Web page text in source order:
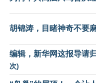
胡锦涛，目睹神奇不要
编辑，新华网这报导请
次)